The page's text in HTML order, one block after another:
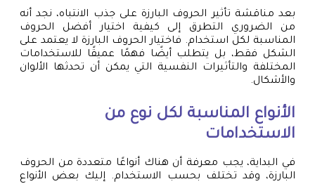
بعد مناقشة تأثير الحروف البارزة على جذب الانتباه، نجد أنه
من الضروري التطرق إلى كيفية اختيار أفضل الحروف
المناسبة لكل استخدام. فاختيار الحروف البارزة لا يعتمد على
الشكل فقط، بل يتطلب أيضًا فهمًا عميقًا للاستخدامات
المختلفة والتأثيرات النفسية التي يمكن أن تحدثها الألوان
والأشكال.
الأنواع المناسبة لكل نوع من
الاستخدامات
في البداية، يجب معرفة أن هناك أنواعًا متعددة من الحروف
البارزة، وقد تختلف بحسب الاستخدام. إليك بعض الأنواع